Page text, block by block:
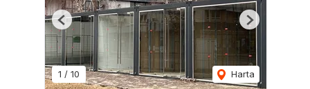
1 / 10 Harta
Previous Next